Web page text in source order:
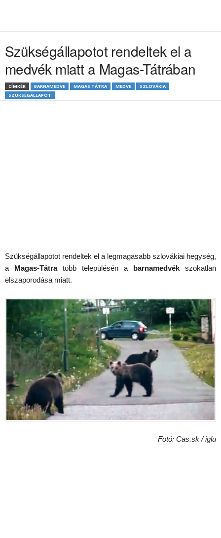
Szükségállapotot rendeltek el a
medvék miatt a Magas-Tátrában
CÍMKÉK BARNAMEDVE MAGAS TÁTRA MEDVE
SZLOVÁKIA
SZÜKSÉGÁLLAPOT
Szükségállapotot rendeltek el a legmagasabb szlovákiai hegység,
a Magas-Tátratöbb településén a barnamedvék szokatlan
elszaporodása miatt.
Fotó: Cas.sk / iglu